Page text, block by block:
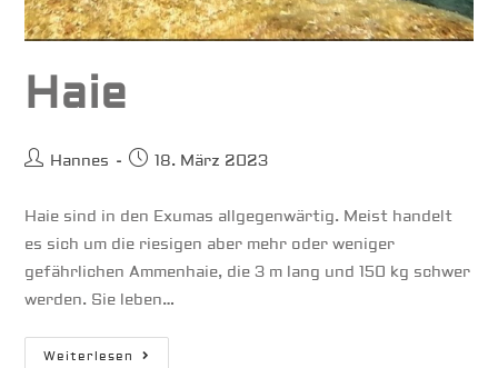
Haie
Beitrags-
Hannes
Beitrag
18. März 2023
Haie sind in den Exumas allgegenwärtig. Meist handelt
es sich um die riesigen aber mehr oder weniger
gefährlichen Ammenhaie, die 3 m lang und 150 kg schwer
werden. Sie leben…
Weiterlesen Haie